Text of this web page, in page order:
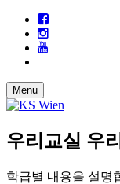
Menu
우리교실 우
학급별 내용을 설명